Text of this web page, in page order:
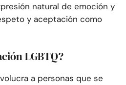
natural de emoción y
y aceptación como
LGBTQ?
a personas que se